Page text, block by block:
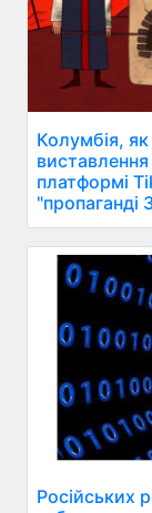
Колумбія,
виставлення
платформі
"пропаганді
Російських